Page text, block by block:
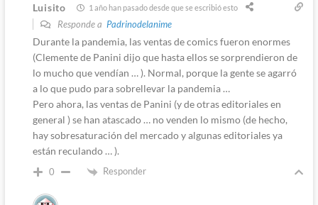
Luisito 1 año han pasado desde que se escribió esto
Responde a Padrinodelanime
Durante la pandemia, las ventas de comics fueron enormes
(Clemente de Panini dijo que hasta ellos se sorprendieron de
lo mucho que vendían … ). Normal, porque la gente se agarró
a lo que pudo para sobrellevar la pandemia …
Pero ahora, las ventas de Panini (y de otras editoriales en
general ) se han atascado … no venden lo mismo (de hecho,
hay sobresaturación del mercado y algunas editoriales ya
están reculando … ).
0 Responder